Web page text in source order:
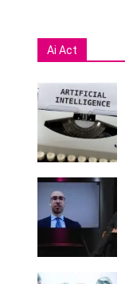
Ai Act